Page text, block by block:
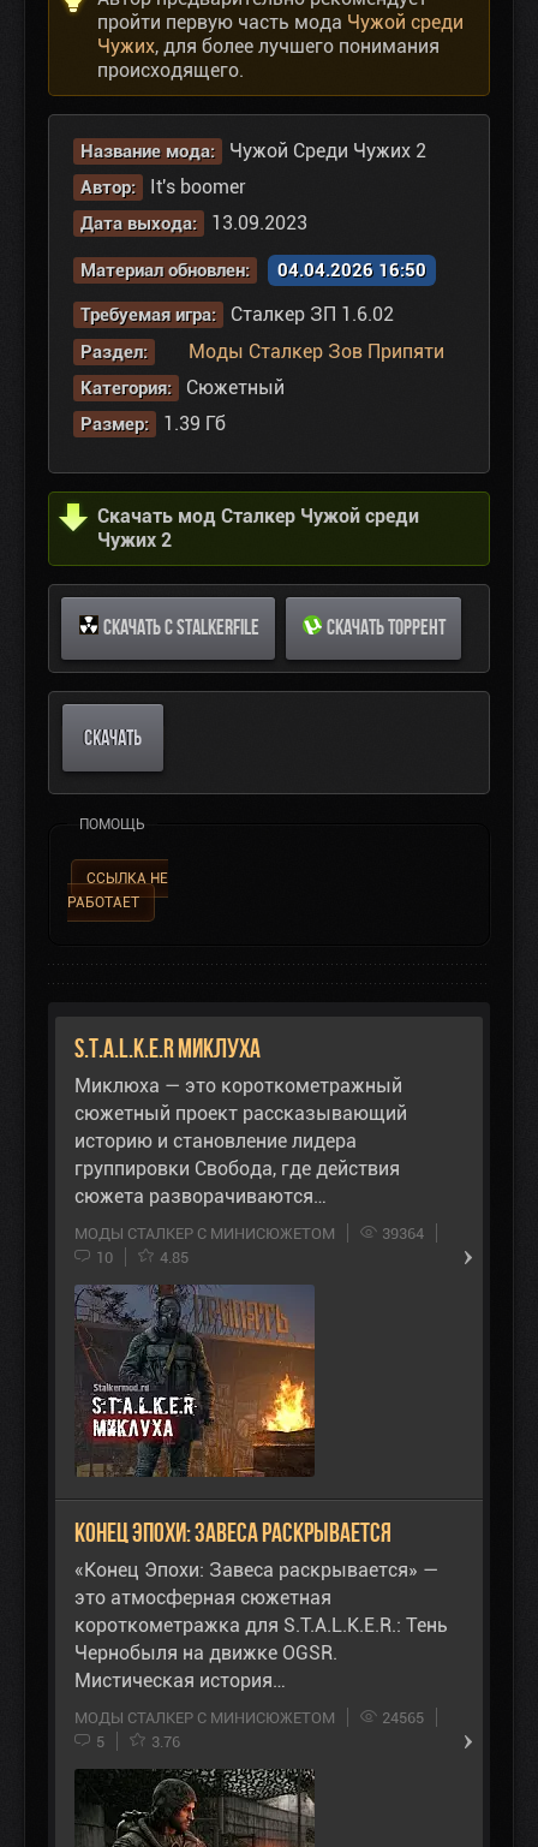
пройти первую часть мода Чужой среди
Чужих, для более лучшего понимания
происходящего.
Название мода: Чужой Среди Чужих 2
Автор: It's boomer
Дата выхода: 13.09.2023
Материал обновлен: 04.04.2026 16:50
Требуемая игра: Сталкер ЗП 1.6.02
Раздел: Моды Сталкер Зов Припяти
Категория: Сюжетный
Размер: 1.39 Гб
Скачать мод Сталкер Чужой среди
Чужих 2
СКАЧАТЬ С STALKERFILE СКАЧАТЬ ТОРРЕНТ
СКАЧАТЬ
ПОМОЩЬ
ССЫЛКА НЕ
РАБОТАЕТ
S.T.A.L.K.E.R Миклуха
Миклюха — это короткометражный
сюжетный проект рассказывающий
историю и становление лидера
группировки Свобода, где действия
сюжета разворачиваются…
МОДЫ СТАЛКЕР С МИНИСЮЖЕТОМ
39364
10
4.85
Конец Эпохи: Завеса раскрывается
«Конец Эпохи: Завеса раскрывается» —
это атмосферная сюжетная
короткометражка для S.T.A.L.K.E.R.: Тень
Чернобыля на движке OGSR.
Мистическая история…
МОДЫ СТАЛКЕР С МИНИСЮЖЕТОМ
24565
5
3.76